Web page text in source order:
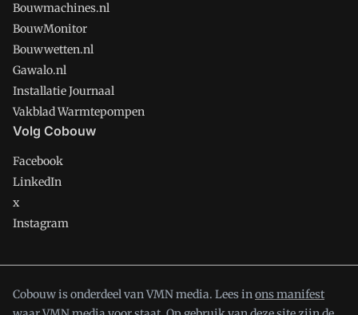
Bouwmachines.nl
BouwMonitor
Bouwwetten.nl
Gawalo.nl
Installatie Journaal
Vakblad Warmtepompen
Volg Cobouw
Facebook
LinkedIn
x
Instagram
Cobouw is onderdeel van VMN media. Lees inons manifest